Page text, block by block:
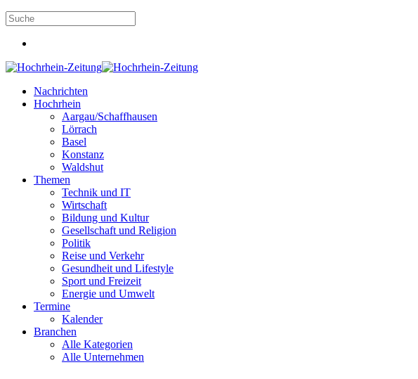
Nachrichten
Hochrhein
Aargau/Schaffhausen
Lörrach
Basel
Konstanz
Waldshut
Themen
Technik und IT
Wirtschaft
Bildung und Kultur
Gesellschaft und Religion
Politik
Reise und Verkehr
Gesundheit und Lifestyle
Sport und Freizeit
Energie und Umwelt
Termine
Kalender
Branchen
Alle Kategorien
Alle Unternehmen